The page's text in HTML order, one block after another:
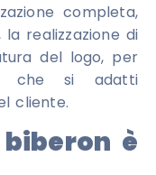
completa,
realizzazione di
del logo, per
che si adatti
cliente.
è